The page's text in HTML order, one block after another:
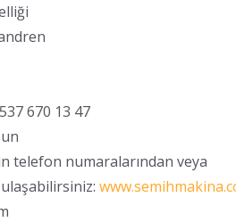
670 13 47
telefon numaralarından veya